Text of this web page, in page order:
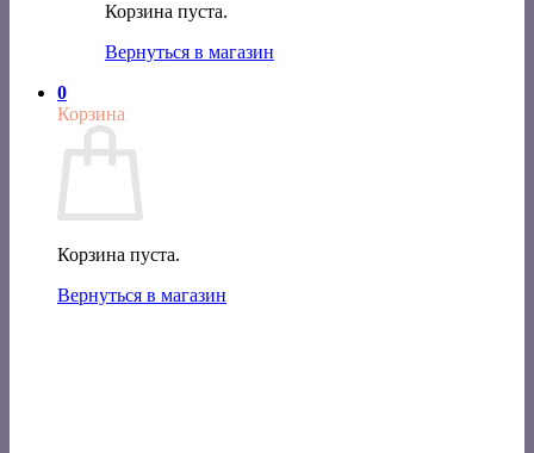
Корзина пуста.
Вернуться в магазин
0
Корзина
Корзина пуста.
Вернуться в магазин